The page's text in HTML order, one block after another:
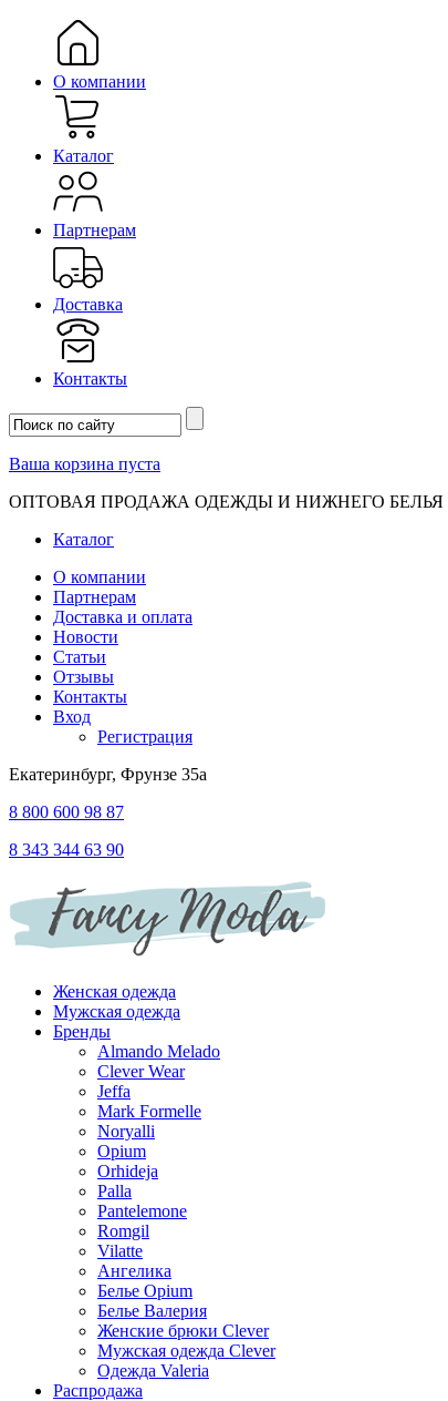
О компании
Каталог
Партнерам
Доставка
Контакты
Ваша корзина пуста
ОПТОВАЯ ПРОДАЖА ОДЕЖДЫ И НИЖНЕГО БЕЛЬЯ
Каталог
О компании
Партнерам
Доставка и оплата
Новости
Статьи
Отзывы
Контакты
Вход
Регистрация
Екатеринбург, Фрунзе 35а
8 800 600 98 87
8 343 344 63 90
Женская одежда
Мужская одежда
Бренды
Almando Melado
Clever Wear
Jeffa
Mark Formelle
Noryalli
Opium
Orhideja
Palla
Pantelemone
Romgil
Vilatte
Ангелика
Белье Opium
Белье Валерия
Женские брюки Clever
Мужская одежда Clever
Одежда Valeria
Распродажа